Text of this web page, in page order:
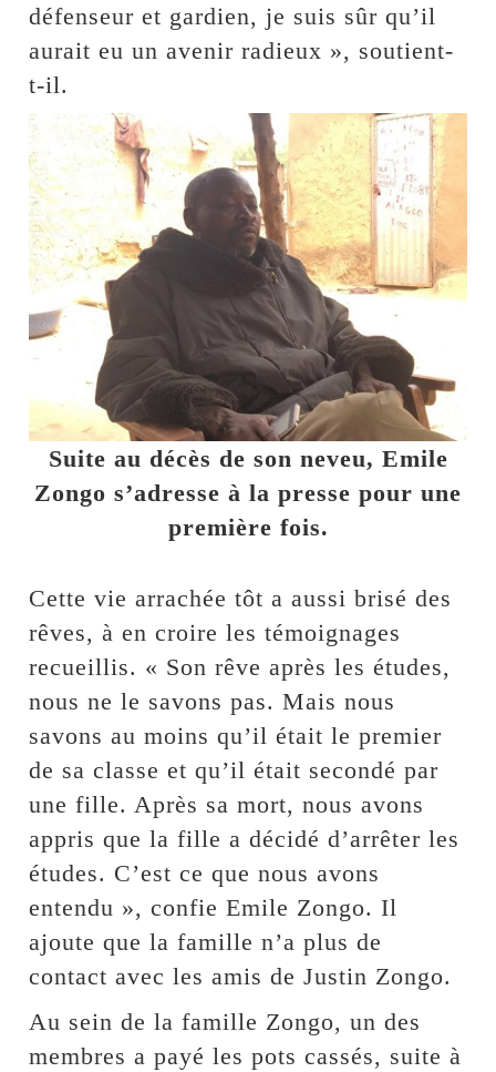
défenseur et gardien, je suis sûr qu’il
aurait eu un avenir radieux », soutient-
t-il.
Suite au décès de son neveu, Emile
Zongo s’adresse à la presse pour une
première fois.
Cette vie arrachée tôt a aussi brisé des
rêves, à en croire les témoignages
recueillis. « Son rêve après les études,
nous ne le savons pas. Mais nous
savons au moins qu’il était le premier
de sa classe et qu’il était secondé par
une fille. Après sa mort, nous avons
appris que la fille a décidé d’arrêter les
études. C’est ce que nous avons
entendu », confie Emile Zongo. Il
ajoute que la famille n’a plus de
contact avec les amis de Justin Zongo.
Au sein de la famille Zongo, un des
membres a payé les pots cassés, suite à